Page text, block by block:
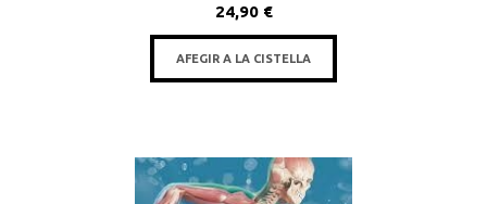
24,90 €
AFEGIR A LA CISTELLA